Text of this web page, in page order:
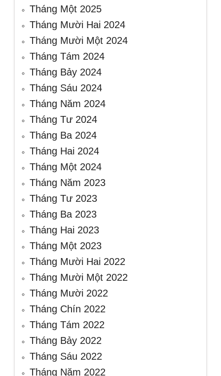
Tháng Một 2025
Tháng Mười Hai 2024
Tháng Mười Một 2024
Tháng Tám 2024
Tháng Bảy 2024
Tháng Sáu 2024
Tháng Năm 2024
Tháng Tư 2024
Tháng Ba 2024
Tháng Hai 2024
Tháng Một 2024
Tháng Năm 2023
Tháng Tư 2023
Tháng Ba 2023
Tháng Hai 2023
Tháng Một 2023
Tháng Mười Hai 2022
Tháng Mười Một 2022
Tháng Mười 2022
Tháng Chín 2022
Tháng Tám 2022
Tháng Bảy 2022
Tháng Sáu 2022
Tháng Năm 2022